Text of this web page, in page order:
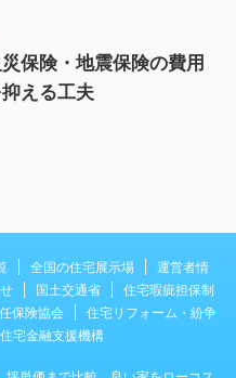
保険・地震保険の費用
える工夫
全国の住宅展示場
運営者情
国土交通省
住宅瑕疵担保制
保険協会
住宅リフォーム・紛争
住宅金融支援機構